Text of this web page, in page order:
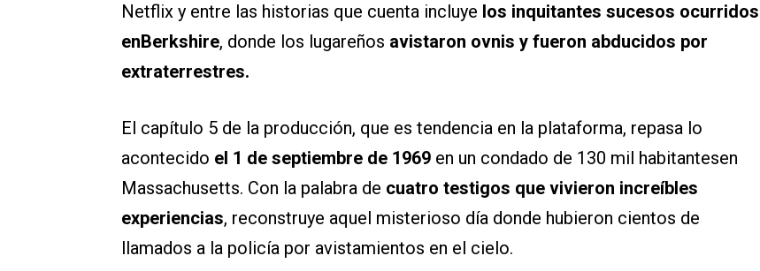
Netflix y entre las historias que cuenta incluye los inquitantes sucesos ocurridos
enBerkshire, donde los lugareños avistaron ovnis y fueron abducidos por
extraterrestres.
El capítulo 5 de la producción, que es tendencia en la plataforma, repasa lo
acontecido el 1 de septiembre de 1969 en un condado de 130 mil habitantesen
Massachusetts. Con la palabra de cuatro testigos que vivieron increíbles
experiencias, reconstruye aquel misterioso día donde hubieron cientos de
llamados a la policía por avistamientos en el cielo.